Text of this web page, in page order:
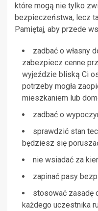
które mogą nie tylko
bezpieczeństwa, lecz
Pamiętaj, aby przede
zadbać o własny
zabezpiecz cenne
wyjeździe bliską Ci
potrzeby mogła
mieszkaniem lub
zadbać o
sprawdzić stan
będziesz się
nie wsiadać za
zapinać pasy
stosować zasadę
każdego uczestnika